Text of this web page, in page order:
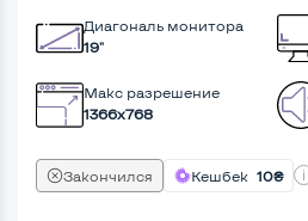
Диагональ монитора
19"
Макс разрешение
1366x768
Закончился Кешбек 10₴